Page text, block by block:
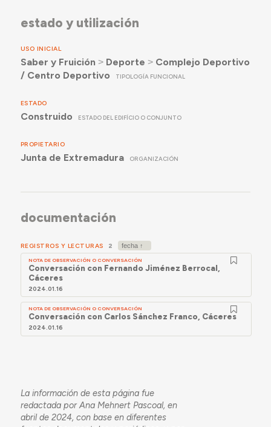
estado y utilización
USO INICIAL
Saber y Fruición ˃ Deporte ˃ Complejo Deportivo
/ Centro Deportivo
TIPOLOGÍA FUNCIONAL
ESTADO
Construido ESTADO DEL EDIFÍCIO O CONJUNTO
PROPIETARIO
Junta de Extremadura ORGANIZACIÓN
documentación
REGISTROS Y LECTURAS 2
NOTA DE OBSERVACIÓN O CONVERSACIÓN
Conversación con Fernando Jiménez Berrocal,
Cáceres
2024.01.16
NOTA DE OBSERVACIÓN O CONVERSACIÓN
Conversación con Carlos Sánchez Franco, Cáceres
2024.01.16
La información de esta página fue
redactada por Ana Mehnert Pascoal, en
abril de 2024, con base en diferentes